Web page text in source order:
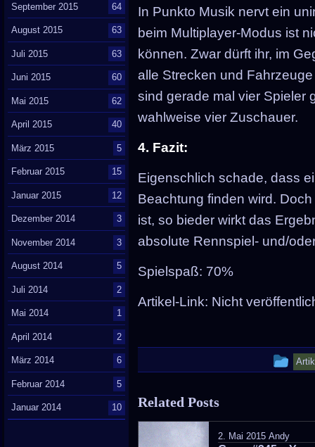
In Punkto Musik nervt ein
beim Multiplayer-Modus ist
können. Zwar dürft ihr, im
alle Strecken und
sind gerade mal vier Spieler
wahlweise vier Zuschauer.
4. Fazit:
Eigenschlich schade, dass
Beachtung finden wird.
ist, so bieder wirkt das
absolute Rennspiel- und/
Spielspaß: 70%
Artikel-Link: Nicht
Related Posts
2. Mai 2015 Andy
September 2015 64
August 2015 63
Juli 2015 63
Juni 2015 60
Mai 2015 62
April 2015 40
März 2015 5
Februar 2015 15
Januar 2015 12
Dezember 2014 3
November 2014 3
August 2014 5
Juli 2014 2
Mai 2014 1
April 2014 2
März 2014 6
Februar 2014 5
Januar 2014 10